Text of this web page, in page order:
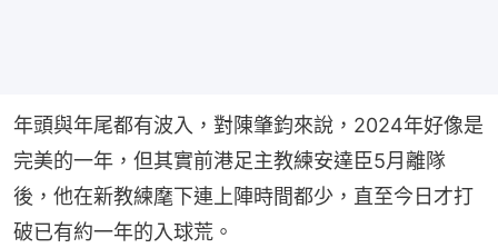
年頭與年尾都有波入，對陳肇鈞來說，2024年好像是
完美的一年，但其實前港足主教練安達臣5月離隊
後，他在新教練麾下連上陣時間都少，直至今日才打
破已有約一年的入球荒。